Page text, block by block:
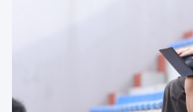
slogan mới cho hệ thống
nghiệp quốc gia, mở ra
trước mùa giải 2026-2027.
HLV Văn Sỹ Sơn: "Tôi